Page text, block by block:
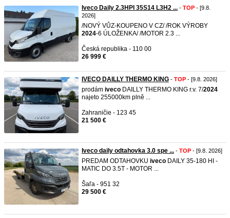
Iveco Daily 2.3HPI 35S14 L3H2 ... - TOP - [9.8.
2026]
/NOVÝ VŮZ-KOUPENO V CZ/ /ROK VÝROBY
2024-6 ÚLOŽENKA/ /MOTOR 2.3 ...
Česká republika - 110 00
26 999 €
IVECO DAILLY THERMO KING - TOP - [9.8. 2026]
prodám iveco DAILLY THERMO KING r.v. 7/2024
najeto 255000km plně ...
Zahraničie - 123 45
21 500 €
Iveco daily odtahovka 3.0 spe ... - TOP - [9.8. 2026]
PREDAM ODTAHOVKU iveco DAILY 35-180 HI -
MATIC DO 3.5T - MOTOR ...
Šaľa - 951 32
29 500 €